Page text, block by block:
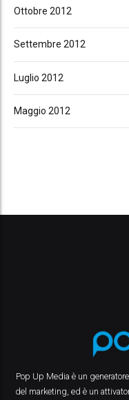
Ottobre 2012
Settembre 2012
Luglio 2012
Maggio 2012
Pop Up Media è un
del marketing, ed è un